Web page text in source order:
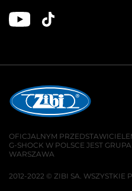
OFICJALNYM
G-SHOCK W POLSCE JEST
WARSZAWA
2012-2022 © ZIBI SA. WSZYSTKIE